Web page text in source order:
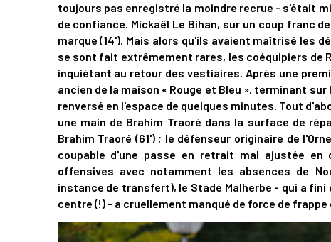
toujours pas enregistré la moindre recrue - s'était
de confiance. Mickaël Le Bihan, sur un coup franc
marque (14'). Mais alors qu'ils avaient maîtrisé les
se sont fait extrêmement rares, les coéquipiers de
inquiétant au retour des vestiaires. Après une
ancien de la maison « Rouge et Bleu », terminant
renversé en l'espace de quelques minutes. Tout
une main de Brahim Traoré dans la surface de
Brahim Traoré (61') ; le défenseur originaire de
coupable d'une passe en retrait mal ajustée en
offensives avec notamment les absences de
instance de transfert), le Stade Malherbe - qui a
centre (!) - a cruellement manqué de force de